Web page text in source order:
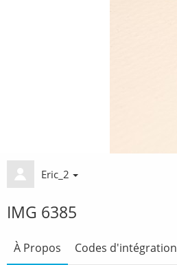
Eric_2
IMG 6385
À Propos Codes d'intégration